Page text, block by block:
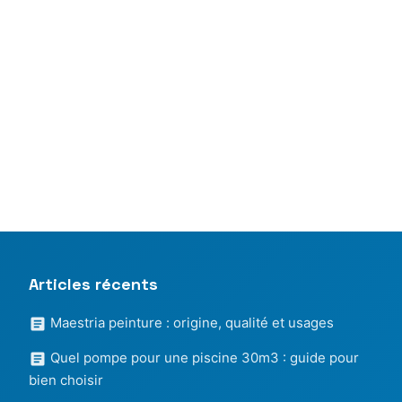
Articles récents
Maestria peinture : origine, qualité et usages
Quel pompe pour une piscine 30m3 : guide pour
bien choisir